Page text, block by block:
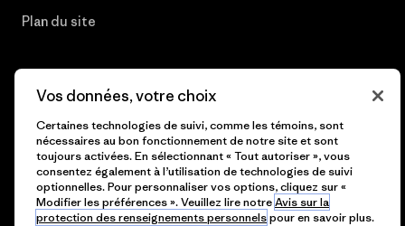
Plan du site
© 2026 Patagonia, Inc. All Rights Reserved.
français
Vos données, votre choix
Certaines technologies de suivi, comme les témoins, sont
nécessaires au bon fonctionnement de notre site et sont
toujours activées. En sélectionnant « Tout autoriser », vous
consentez également à l’utilisation de technologies de suivi
optionnelles. Pour personnaliser vos options, cliquez sur «
Modifier les préférences ». Veuillez lire notreAvis sur la
protection des renseignements personnelspour en savoir plus.